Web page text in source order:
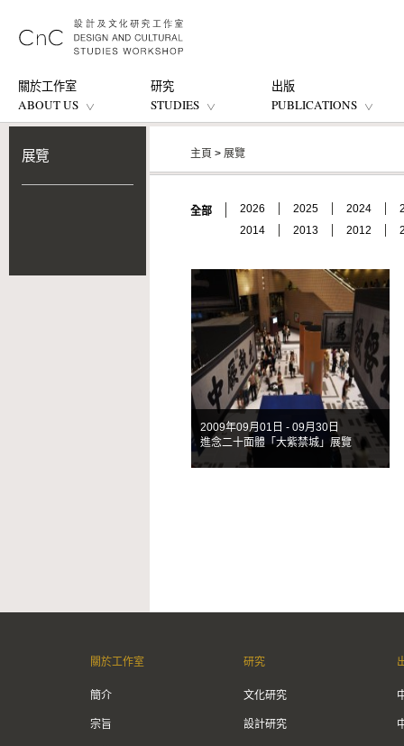
關於工作室
ABOUT US
研究
STUDIES
出版
PUBLICATIONS
展覽 主頁 > 展覽
全部 2026 2025 2024
2014
2013 2012
2009年09月01日 - 09月30日
進念二十面體「大紫禁城」展覽
關於工作室
簡介
宗旨
研究
文化研究
設計研究